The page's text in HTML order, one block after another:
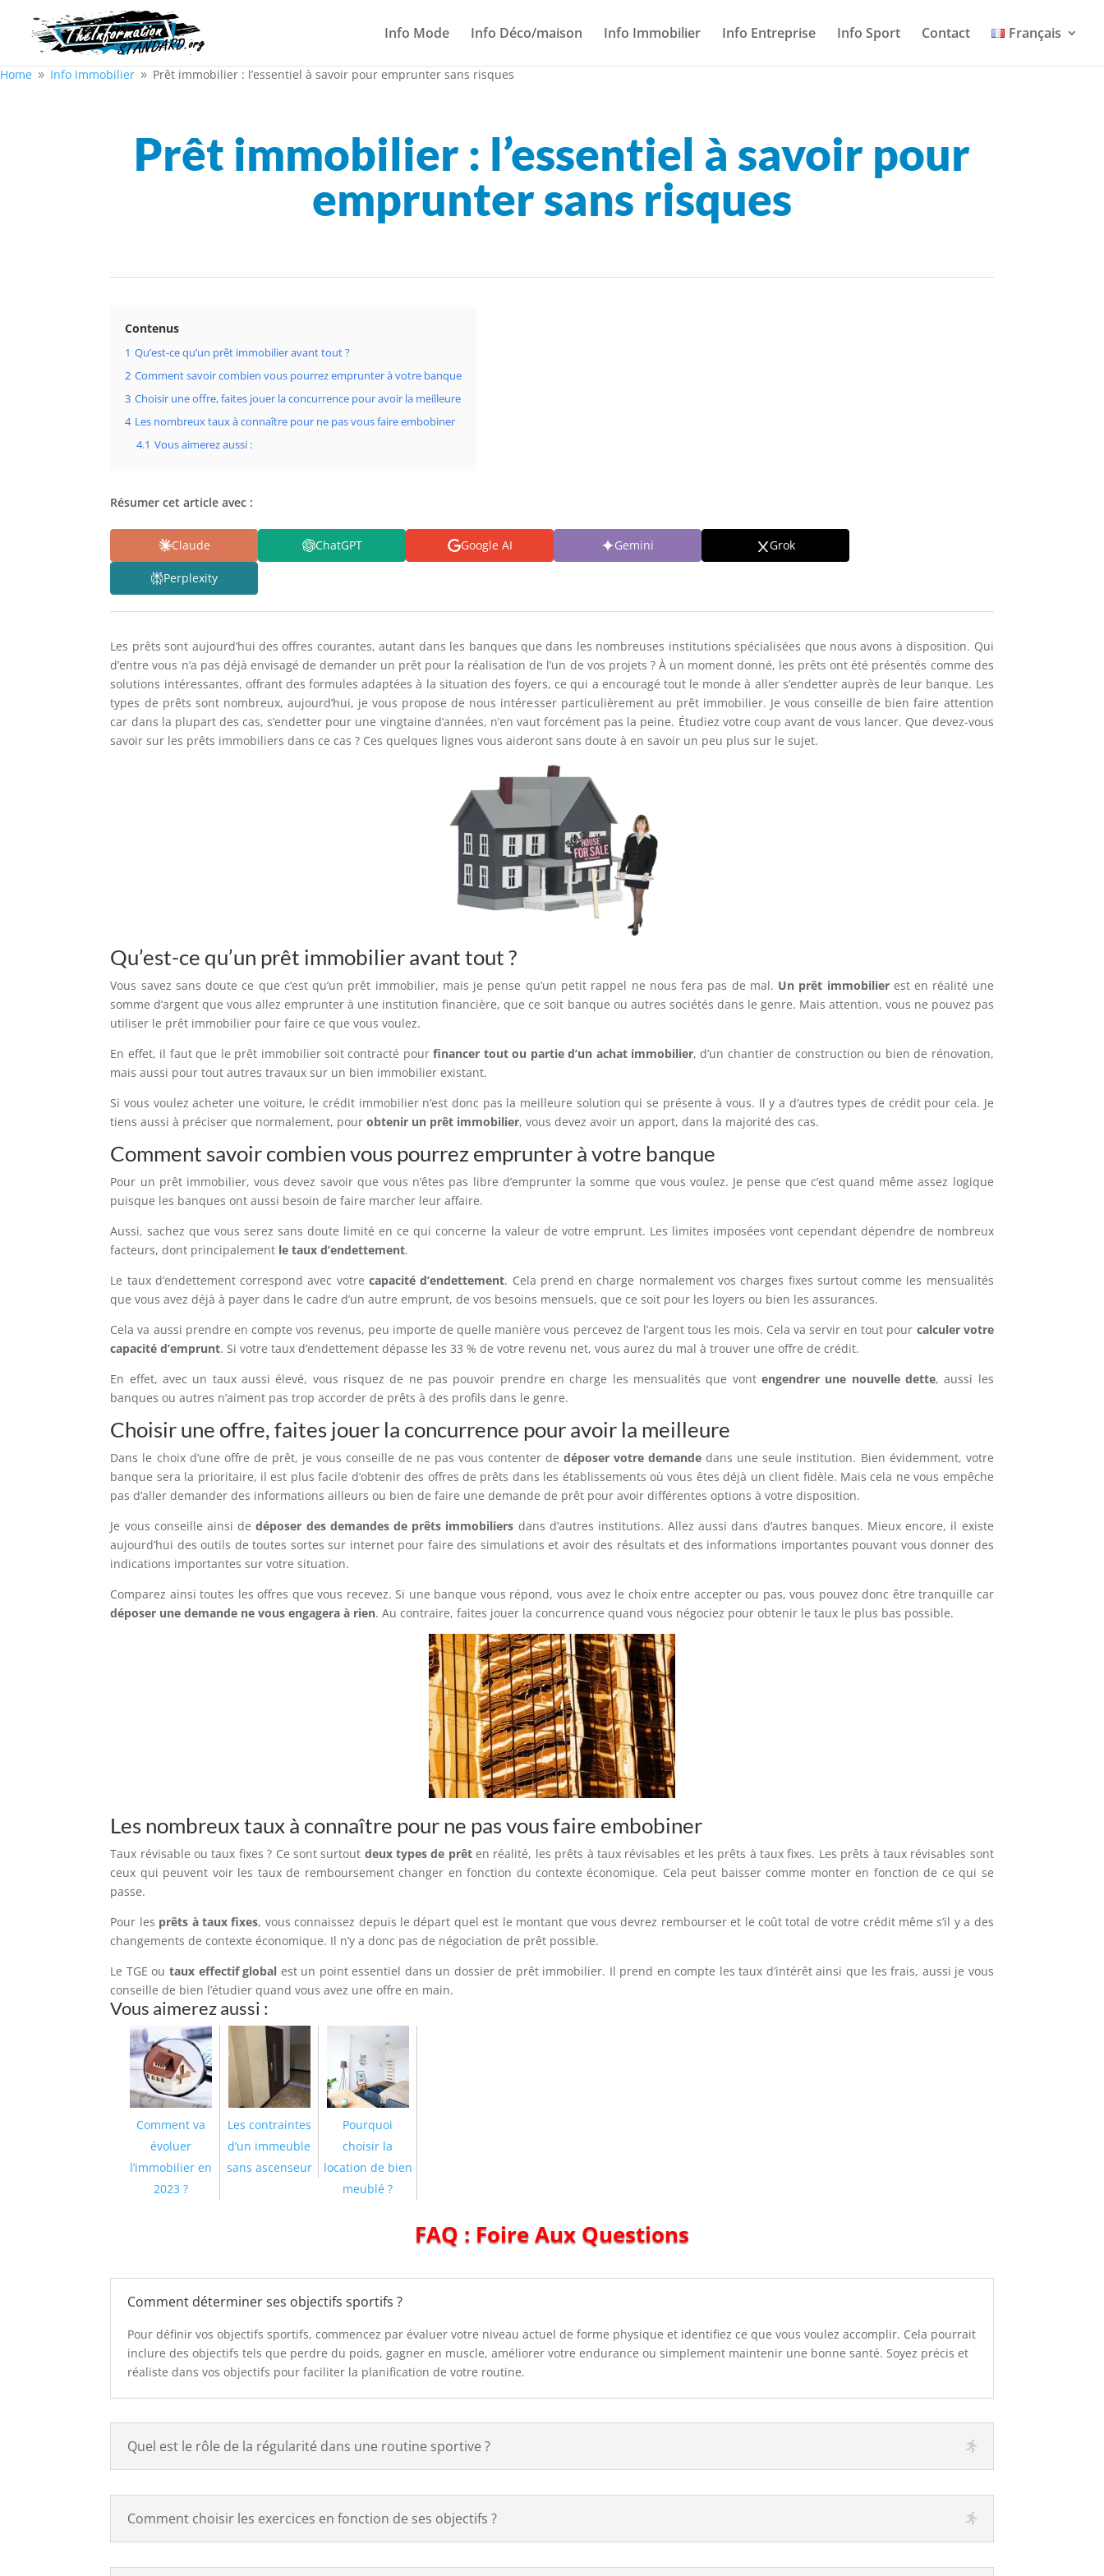
Info Mode Info Déco/maison Info Immobilier Info Entreprise Info Sport Contact Français
Home 9 Info Immobilier 9 Prêt immobilier : l’essentiel à savoir pour emprunter sans risques
Prêt immobilier : l’essentiel à savoir pour
emprunter sans risques
Contenus
1 Qu’est-ce qu’un prêt immobilier avant tout ?
2 Comment savoir combien vous pourrez emprunter à votre banque
3 Choisir une offre, faites jouer la concurrence pour avoir la meilleure
4 Les nombreux taux à connaître pour ne pas vous faire embobiner
4.1 Vous aimerez aussi :
Résumer cet article avec :
Claude ChatGPT Google AI Gemini Grok
Perplexity
Les prêts sont aujourd’hui des offres courantes, autant dans les banques que dans les nombreuses institutions spécialisées que nous avons à disposition. Qui
d’entre vous n’a pas déjà envisagé de demander un prêt pour la réalisation de l’un de vos projets ? À un moment donné, les prêts ont été présentés comme des
solutions intéressantes, offrant des formules adaptées à la situation des foyers, ce qui a encouragé tout le monde à aller s’endetter auprès de leur banque. Les
types de prêts sont nombreux, aujourd’hui, je vous propose de nous intéresser particulièrement au prêt immobilier. Je vous conseille de bien faire attention
car dans la plupart des cas, s’endetter pour une vingtaine d’années, n’en vaut forcément pas la peine. Étudiez votre coup avant de vous lancer. Que devez-vous
savoir sur les prêts immobiliers dans ce cas ? Ces quelques lignes vous aideront sans doute à en savoir un peu plus sur le sujet.
Qu’est-ce qu’un prêt immobilier avant tout ?
Vous savez sans doute ce que c’est qu’un prêt immobilier, mais je pense qu’un petit rappel ne nous fera pas de mal. Un prêt immobilierest en réalité une
somme d’argent que vous allez emprunter à une institution financière, que ce soit banque ou autres sociétés dans le genre. Mais attention, vous ne pouvez pas
utiliser le prêt immobilier pour faire ce que vous voulez.
En effet, il faut que le prêt immobilier soit contracté pourfinancer tout ou partie d’un achat immobilier, d’un chantier de construction ou bien de rénovation,
mais aussi pour tout autres travaux sur un bien immobilier existant.
Si vous voulez acheter une voiture, le crédit immobilier n’est donc pas la meilleure solution qui se présente à vous. Il y a d’autres types de crédit pour cela. Je
tiens aussi à préciser que normalement, pourobtenir un prêt immobilier, vous devez avoir un apport, dans la majorité des cas.
Comment savoir combien vous pourrez emprunter à votre banque
Pour un prêt immobilier, vous devez savoir que vous n’êtes pas libre d’emprunter la somme que vous voulez. Je pense que c’est quand même assez logique
puisque les banques ont aussi besoin de faire marcher leur affaire.
Aussi, sachez que vous serez sans doute limité en ce qui concerne la valeur de votre emprunt. Les limites imposées vont cependant dépendre de nombreux
facteurs, dont principalement le taux d’endettement.
Le taux d’endettement correspond avec votrecapacité d’endettement. Cela prend en charge normalement vos charges fixes surtout comme les mensualités
que vous avez déjà à payer dans le cadre d’un autre emprunt, de vos besoins mensuels, que ce soit pour les loyers ou bien les assurances.
Cela va aussi prendre en compte vos revenus, peu importe de quelle manière vous percevez de l’argent tous les mois. Cela va servir en tout pour calculer votre
capacité d’emprunt. Si votre taux d’endettement dépasse les 33 % de votre revenu net, vous aurez du mal à trouver une offre de crédit.
En effet, avec un taux aussi élevé, vous risquez de ne pas pouvoir prendre en charge les mensualités que vont engendrer une nouvelle dette, aussi les
banques ou autres n’aiment pas trop accorder de prêts à des profils dans le genre.
Choisir une offre, faites jouer la concurrence pour avoir la meilleure
Dans le choix d’une offre de prêt, je vous conseille de ne pas vous contenter dedéposer votre demande dans une seule institution. Bien évidemment, votre
banque sera la prioritaire, il est plus facile d’obtenir des offres de prêts dans les établissements où vous êtes déjà un client fidèle. Mais cela ne vous empêche
pas d’aller demander des informations ailleurs ou bien de faire une demande de prêt pour avoir différentes options à votre disposition.
Je vous conseille ainsi dedéposer des demandes de prêts immobiliers dans d’autres institutions. Allez aussi dans d’autres banques. Mieux encore, il existe
aujourd’hui des outils de toutes sortes sur internet pour faire des simulations et avoir des résultats et des informations importantes pouvant vous donner des
indications importantes sur votre situation.
Comparez ainsi toutes les offres que vous recevez. Si une banque vous répond, vous avez le choix entre accepter ou pas, vous pouvez donc être tranquille car
déposer une demande ne vous engagera à rien. Au contraire, faites jouer la concurrence quand vous négociez pour obtenir le taux le plus bas possible.
Les nombreux taux à connaître pour ne pas vous faire embobiner
Taux révisable ou taux fixes ? Ce sont surtout deux types de prêten réalité, les prêts à taux révisables et les prêts à taux fixes. Les prêts à taux révisables sont
ceux qui peuvent voir les taux de remboursement changer en fonction du contexte économique. Cela peut baisser comme monter en fonction de ce qui se
passe.
Pour les prêts à taux fixes, vous connaissez depuis le départ quel est le montant que vous devrez rembourser et le coût total de votre crédit même s’il y a des
changements de contexte économique. Il n’y a donc pas de négociation de prêt possible.
Le TGE ou taux effectif global est un point essentiel dans un dossier de prêt immobilier. Il prend en compte les taux d’intérêt ainsi que les frais, aussi je vous
conseille de bien l’étudier quand vous avez une offre en main.
Vous aimerez aussi :
Comment va
évoluer
l’immobilier en
2023 ?
Les contraintes
d’un immeuble
sans ascenseur
Pourquoi
choisir la
location de bien
meublé ?
FAQ : Foire Aux Questions
Comment déterminer ses objectifs sportifs ?
Pour définir vos objectifs sportifs, commencez par évaluer votre niveau actuel de forme physique et identifiez ce que vous voulez accomplir. Cela pourrait
inclure des objectifs tels que perdre du poids, gagner en muscle, améliorer votre endurance ou simplement maintenir une bonne santé. Soyez précis et
réaliste dans vos objectifs pour faciliter la planification de votre routine.
Quel est le rôle de la régularité dans une routine sportive ?
Comment choisir les exercices en fonction de ses objectifs ?